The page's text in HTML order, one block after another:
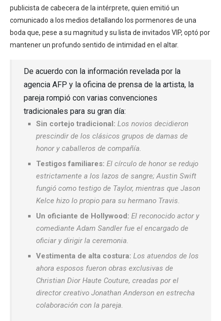
publicista de cabecera de la intérprete, quien emitió un
comunicado a los medios detallando los pormenores de una
boda que, pese a su magnitud y su lista de invitados VIP, optó por
mantener un profundo sentido de intimidad en el altar.
De acuerdo con la información revelada por la
agencia AFP y la oficina de prensa de la artista, la
pareja rompió con varias convenciones
tradicionales para su gran día:
Sin cortejo tradicional: Los novios decidieron
prescindir de los clásicos grupos de damas de
honor y caballeros de compañía.
Testigos familiares: El círculo de honor se redujo
estrictamente a los lazos de sangre; Austin Swift
fungió como testigo de Taylor, mientras que Jason
Kelce hizo lo propio para su hermano Travis.
Un oficiante de Hollywood: El reconocido actor y
comediante Adam Sandler fue el encargado de
oficiar y dirigir la ceremonia.
Vestimenta de alta costura: Los atuendos de los
ahora esposos fueron obras exclusivas de
Christian Dior Haute Couture, creadas por el
director creativo Jonathan Anderson en estrecha
colaboración con la pareja.